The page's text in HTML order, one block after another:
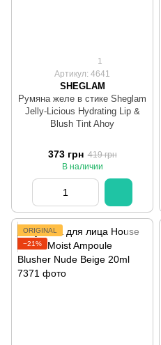
1
Артикул: 4641
SHEGLAM
Румяна желе в стике Sheglam
Jelly-Licious Hydrating Lip &
Blush Tint Ahoy
373 грн 419 грн
В наличии
ORIGINAL
−21%